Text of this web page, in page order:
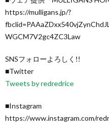
https://mulligans.jp/?
WGCM7V2gc4ZC3Law
SNSフォローよろしく!!
■Twitter
Tweets by redredrice
■Instagram
https://www.instagram.com/